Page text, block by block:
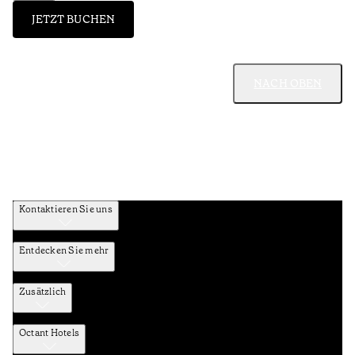
JETZT BUCHEN
Kontaktieren Sie uns
Entdecken Sie mehr
Zusätzlich
Octant Hotels